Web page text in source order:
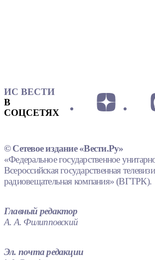
ИС ВЕСТИ
В
СОЦСЕТЯХ
© Сетевое издание «Вести.Ру»
«Федеральное государственное
Всероссийская государственная
радиовещательная компания» (ВГТРК).
Главный редактор
А. А. Филипповский
Эл. почта редакции